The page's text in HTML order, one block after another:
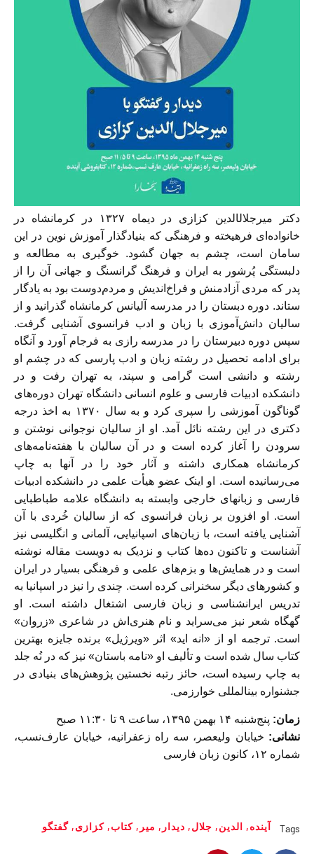
دکتر میرجلال‎الدین کزازی در دیماه ۱۳۲۷ در کرمانشاه در
خانواده‌ای فرهیخته و فرهنگی که بنیادگذار آموزش نوین در این
سامان است، چشم به جهان گشود. خوگیری به مطالعه و
دلبستگی پُرشور به ایران و فرهنگ گرانسنگ و جهانی آن را از
پدر که مردی آزادمنش و فراخ‌اندیش و مردم‌دوست بود به یادگار
ستاند. دوره دبستان را در مدرسه آلیانس کرمانشاه گذرانید و از
سالیان دانش‌آموزی با زبان و ادب فرانسوی آشنایی گرفت.
سپس دوره دبیرستان را در مدرسه رازی به فرجام آورد و آنگاه
برای ادامه تحصیل در رشته زبان و ادب پارسی که در چشم او
رشته و دانشی است گرامی و سپند، به تهران رفت و در
دانشکده ادبیات فارسی و علوم انسانی دانشگاه تهران دوره‌های
گوناگون آموزشی را سپری کرد و به سال ۱۳۷۰ به اخذ درجه
دکتری در این رشته نائل آمد. او از سالیان نوجوانی نوشتن و
سرودن را آغاز کرده است و در آن سالیان با هفته‌نامه‌های
کرمانشاه همکاری داشته و آثار خود را در آنها به چاپ
می‌رسانیده است. او اینک عضو هیأت علمی در دانشکده ادبیات
فارسی و زبانهای خارجی وابسته به دانشگاه علامه طباطبایی
است. او افزون بر زبان فرانسوی که از سالیان خُردی با آن
آشنایی یافته است، با زبان‌های اسپانیایی، آلمانی و انگلیسی نیز
آشناست و تاکنون ده‌ها کتاب و نزدیک به دویست مقاله نوشته
است و در همایش‌ها و بزم‌های علمی و فرهنگی بسیار در ایران
و کشورهای دیگر سخنرانی کرده است. چندی را نیز در اسپانیا به
تدریس ایرانشناسی و زبان فارسی اشتغال داشته است. او
گهگاه شعر نیز می‌سراید و نام هنری‌اش در شاعری «زروان»
است. ترجمه او از «انه اید» اثر «ویرژیل» برنده جایزه بهترین
کتاب سال شده است و تألیف او «نامه باستان» نیز که در نُه جلد
به چاپ رسیده است، حائز رتبه نخستین پژوهش‌های بنیادی در
جشنواره بین‎المللی خوارزمی.
زمان: پنج‌شنبه ۱۴ بهمن ۱۳۹۵، ساعت ۹ تا ۱۱:۳۰ صبح
نشانی: خیابان ولیعصر، سه راه زعفرانیه، خیابان عارف‌نسب،
شماره ۱۲، کانون زبان فارسی
Tags آینده, الدین, جلال‌, دیدار , میر , کتاب, کزازی, گفتگو